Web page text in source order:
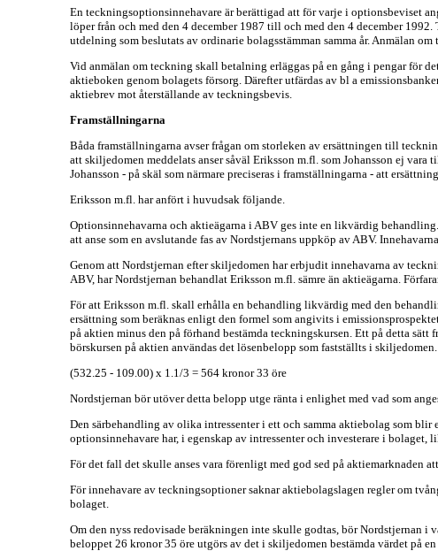
En teckningsoptionsinnehavare är berättigad att för varje i optionsbeviset
löper från och med den 4 december 1987 till och med den 4 december
utdelning som beslutats av ordinarie bolagsstämman samma år. Anmälan
Vid anmälan om teckning skall betalning erläggas på en gång i pengar för
aktieboken genom bolagets försorg. Därefter utfärdas av bl a
aktiebrev mot återställande av teckningsbevis.
Framställningarna
Båda framställningarna avser frågan om storleken av ersättningen till
att skiljedomen meddelats anser såväl Eriksson m.fl. som Johansson ej
Johansson - på skäl som närmare preciseras i framställningarna - att
Eriksson m.fl. har anfört i huvudsak följande.
Optionsinnehavarna och aktieägarna i ABV ges inte en likvärdig
att anse som en avslutande fas av Nordstjernans uppköp av ABV.
Genom att Nordstjernan efter skiljedomen har erbjudit innehavarna av
ABV, har Nordstjernan behandlat Eriksson m.fl. sämre än aktieägarna.
För att Eriksson m.fl. skall erhålla en behandling likvärdig med den
ersättning som beräknas enligt den formel som angivits i
på aktien minus den på förhand bestämda teckningskursen. Ett på detta
börskursen på aktien användas det lösenbelopp som fastställts i
(532.25 - 109.00) x 1.1/3 = 564 kronor 33 öre
Nordstjernan bör utöver detta belopp utge ränta i enlighet med vad som
Den särbehandling av olika intressenter i ett och samma aktiebolag som
optionsinnehavare har, i egenskap av intressenter och investerare i bolaget,
För det fall det skulle anses vara förenligt med god sed på aktiemarknaden
För innehavare av teckningsoptioner saknar aktiebolagslagen regler om
bolaget.
Om den nyss redovisade beräkningen inte skulle godtas, bör Nordstjernan
beloppet 26 kronor 35 öre utgörs av det i skiljedomen bestämda värdet på